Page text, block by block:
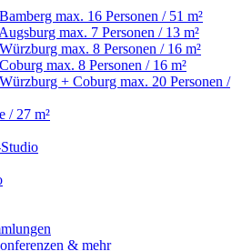
max. 16 Personen / 51 m²
max. 7 Personen / 13 m²
max. 8 Personen / 16 m²
max. 8 Personen / 16 m²
+ Coburg max. 20 Personen /
/ 27 m²
& mehr